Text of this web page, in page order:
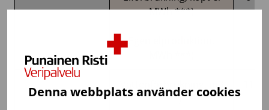
Denna webbplats använder cookies
MWh ***)
Vattenförbrukning, m3
***)